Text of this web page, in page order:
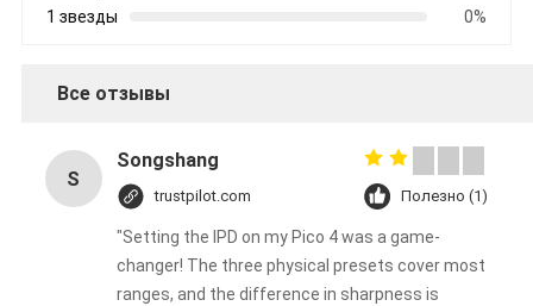
1 звезды
0%
Все отзывы
S
Songshang
trustpilot.com Полезно (1)
"Setting the IPD on my Pico 4 was a game-
changer! The three physical presets cover most
ranges, and the difference in sharpness is